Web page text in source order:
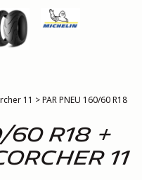
11 >PAR PNEU 160/60 R18
60 R18 +
11